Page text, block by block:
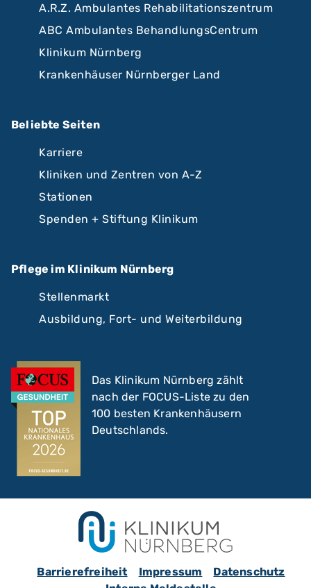
A.R.Z. Ambulantes Rehabilitationszentrum
ABC Ambulantes BehandlungsCentrum
Klinikum Nürnberg
Krankenhäuser Nürnberger Land
Beliebte Seiten
Karriere
Kliniken und Zentren von A-Z
Stationen
Spenden + Stiftung Klinikum
Pflege im Klinikum Nürnberg
Stellenmarkt
Ausbildung, Fort- und Weiterbildung
Das Klinikum Nürnberg zählt
nach der FOCUS-Liste zu den
100 besten Krankenhäusern
Deutschlands.
Barrierefreiheit Impressum
Datenschutz